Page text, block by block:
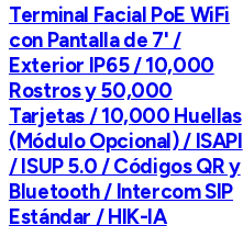
Terminal Facial PoE WiFi
con Pantalla de 7' /
Exterior IP65 / 10,000
Rostros y 50,000
Tarjetas / 10,000 Huellas
(Módulo Opcional) / ISAPI
/ ISUP 5.0 / Códigos QR y
Bluetooth / Intercom SIP
Estándar / HIK-IA